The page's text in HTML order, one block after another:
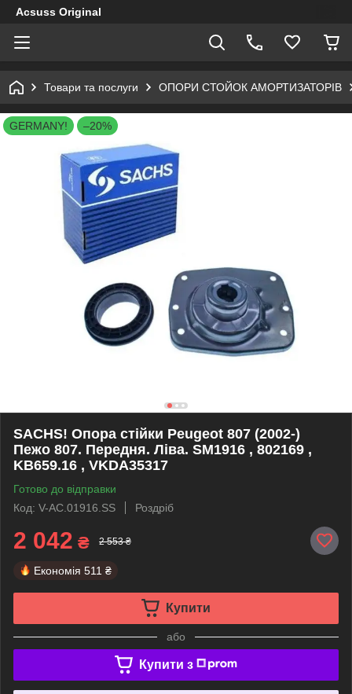
Acsuss Original
Товари та послуги ОПОРИ СТОЙОК АМОРТИЗАТОРІВ
GERMANY! –20%
SACHS! Опора стійки Peugeot 807 (2002-)
Пежо 807. Передня. Ліва. SM1916 , 802169 ,
KB659.16 , VKDA35317
Готово до відправки
Код: V-AC.01916.SS
Роздріб
2 042 ₴ 2 553 ₴
Економія 511 ₴
Купити
або
Купити з